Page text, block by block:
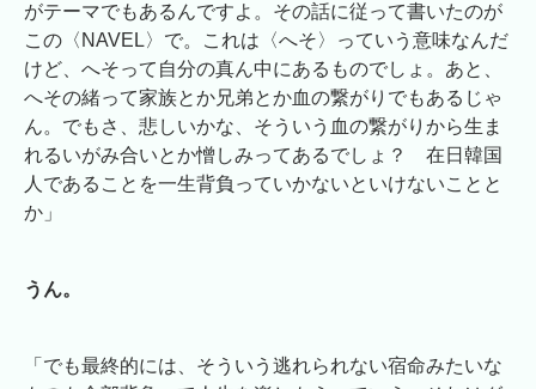
がテーマでもあるんですよ。その話に従って書いたのが
この〈NAVEL〉で。これは〈へそ〉っていう意味なんだ
けど、へそって自分の真ん中にあるものでしょ。あと、
へその緒って家族とか兄弟とか血の繋がりでもあるじゃ
ん。でもさ、悲しいかな、そういう血の繋がりから生ま
れるいがみ合いとか憎しみってあるでしょ？ 在日韓国
人であることを一生背負っていかないといけないことと
か」
うん。
「でも最終的には、そういう逃れられない宿命みたいな